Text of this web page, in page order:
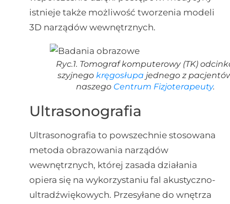
istnieje także możliwość tworzenia modeli
3D narządów wewnętrznych.
Ryc.1. Tomograf komputerowy (TK)
szyjnego kręgosłupa jednego z
naszego Centrum Fizjoterapeuty.
Ultrasonografia
Ultrasonografia to powszechnie stosowana
metoda obrazowania narządów
wewnętrznych, której zasada działania
opiera się na wykorzystaniu fal akustyczno-
ultradźwiękowych. Przesyłane do wnętrza